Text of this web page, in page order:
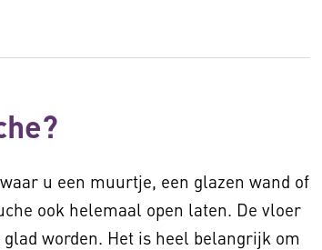
u een muurtje, een glazen wand of
ook helemaal open laten. De vloer
worden. Het is heel belangrijk om